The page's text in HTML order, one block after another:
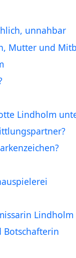
unnahbar
Mutter und
Lindholm
Lindholm
Botschafterin